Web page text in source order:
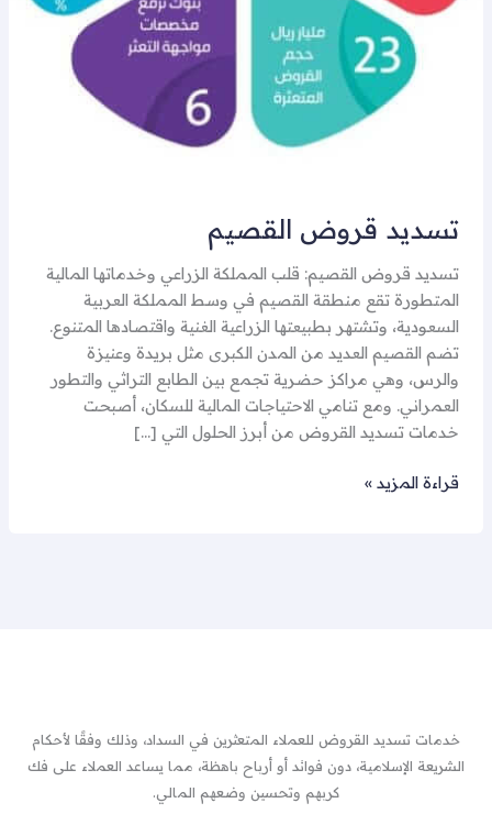
تسديد قروض القصيم
تسديد قروض القصيم: قلب المملكة الزراعي وخدماتها المالية
المتطورة تقع منطقة القصيم في وسط المملكة العربية
السعودية، وتشتهر بطبيعتها الزراعية الغنية واقتصادها المتنوع.
تضم القصيم العديد من المدن الكبرى مثل بريدة وعنيزة
والرس، وهي مراكز حضرية تجمع بين الطابع التراثي والتطور
العمراني. ومع تنامي الاحتياجات المالية للسكان، أصبحت
خدمات تسديد القروض من أبرز الحلول التي […]
قراءة المزيد »
خدمات تسديد القروض للعملاء المتعثرين في السداد، وذلك وفقًا لأحكام
الشريعة الإسلامية، دون فوائد أو أرباح باهظة، مما يساعد العملاء على فك
كربهم وتحسين وضعهم المالي.